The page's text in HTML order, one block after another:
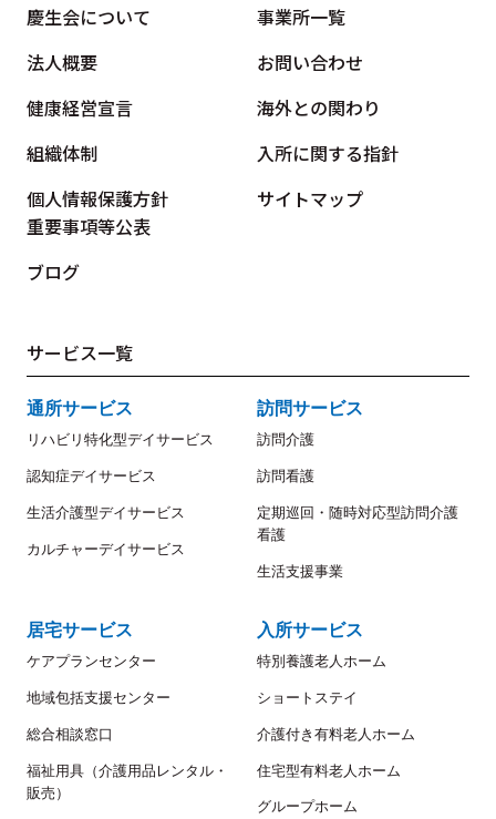
慶生会について
事業所一覧
法人概要
お問い合わせ
健康経営宣言
海外との関わり
組織体制
入所に関する指針
個人情報保護方針
重要事項等公表
サイトマップ
ブログ
サービス一覧
通所サービス
リハビリ特化型デイサービス
認知症デイサービス
生活介護型デイサービス
カルチャーデイサービス
訪問サービス
訪問介護
訪問看護
定期巡回・随時対応型訪問介護
看護
生活支援事業
居宅サービス
ケアプランセンター
地域包括支援センター
総合相談窓口
福祉用具（介護用品レンタル・
販売）
入所サービス
特別養護老人ホーム
ショートステイ
介護付き有料老人ホーム
住宅型有料老人ホーム
グループホーム